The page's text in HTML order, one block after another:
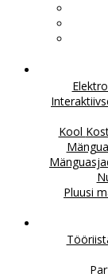
Kool
Pluusi